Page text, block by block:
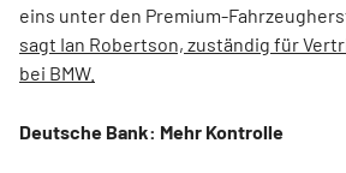
eins unter den Premium-
sagt Ian Robertson, zuständig für
bei BMW.
Deutsche Bank: Mehr Kontrolle